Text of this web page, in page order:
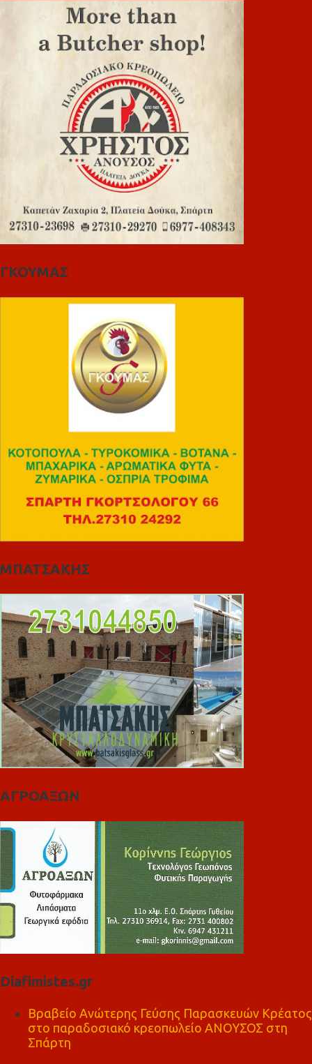
ΓΚΟΥΜΑΣ
ΜΠΑΤΣΑΚΗΣ
ΑΓΡΟΑΞΩΝ
Diafimistes.gr
Βραβείο Ανώτερης Γεύσης Παρασκευών Κρέατος
στο παραδοσιακό κρεοπωλείο ΑΝΟΥΣΟΣ στη
Σπάρτη